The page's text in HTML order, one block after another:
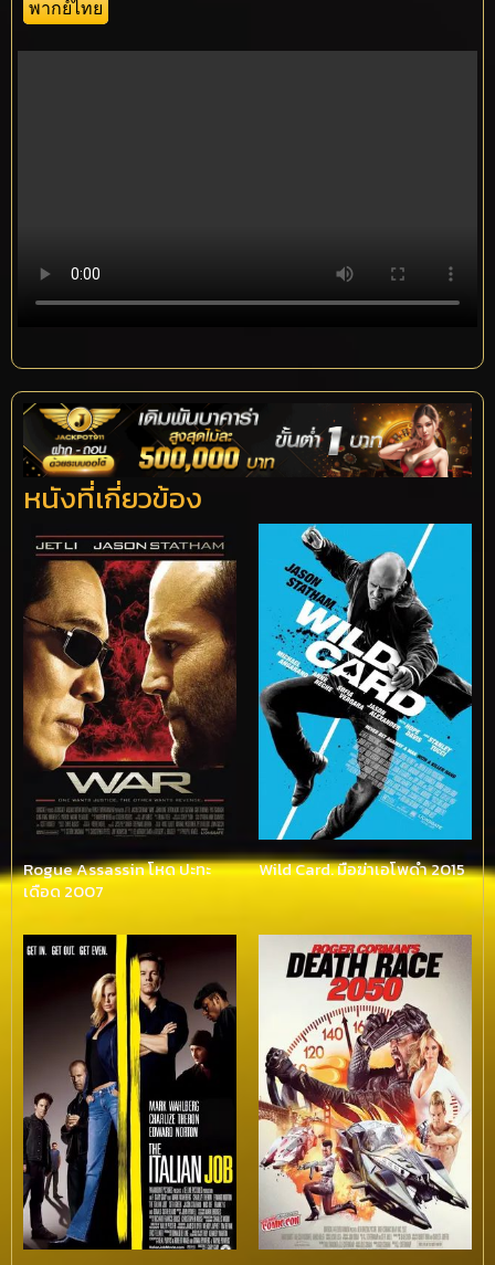
พากย์ไทย
หนังที่เกี่ยวข้อง
Rogue Assassin โหด ปะทะ
เดือด 2007
Wild Card. มือฆ่าเอโพดำ 2015